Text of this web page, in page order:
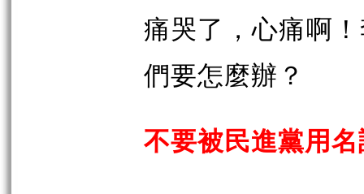
痛哭了，心痛啊
們要怎麼辦？
不要被民進黨用